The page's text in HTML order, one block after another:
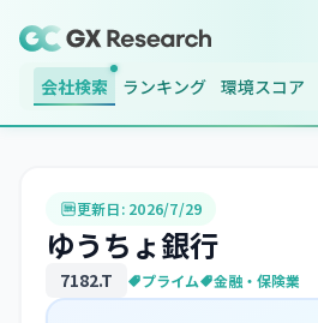
会社検索 ランキング 環境スコア
更新日: 2026/7/29
ゆうちょ銀行
7182.T プライム 金融・保険業